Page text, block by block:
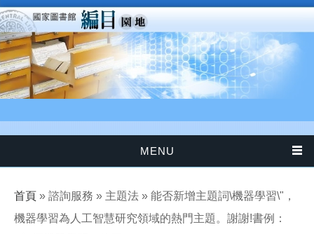
移至主內容
MENU
您在這裡
首頁 » 諮詢服務 » 主題法 » 能否新增主題詞\機器學習\"，
機器學習為人工智慧研究領域的熱門主題。謝謝!書例：